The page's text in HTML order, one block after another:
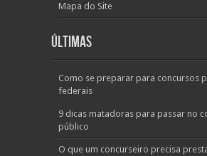
Mapa do Site
Últimas
Como se preparar para concursos
federais
9 dicas matadoras para passar no
público
O que um concurseiro precisa